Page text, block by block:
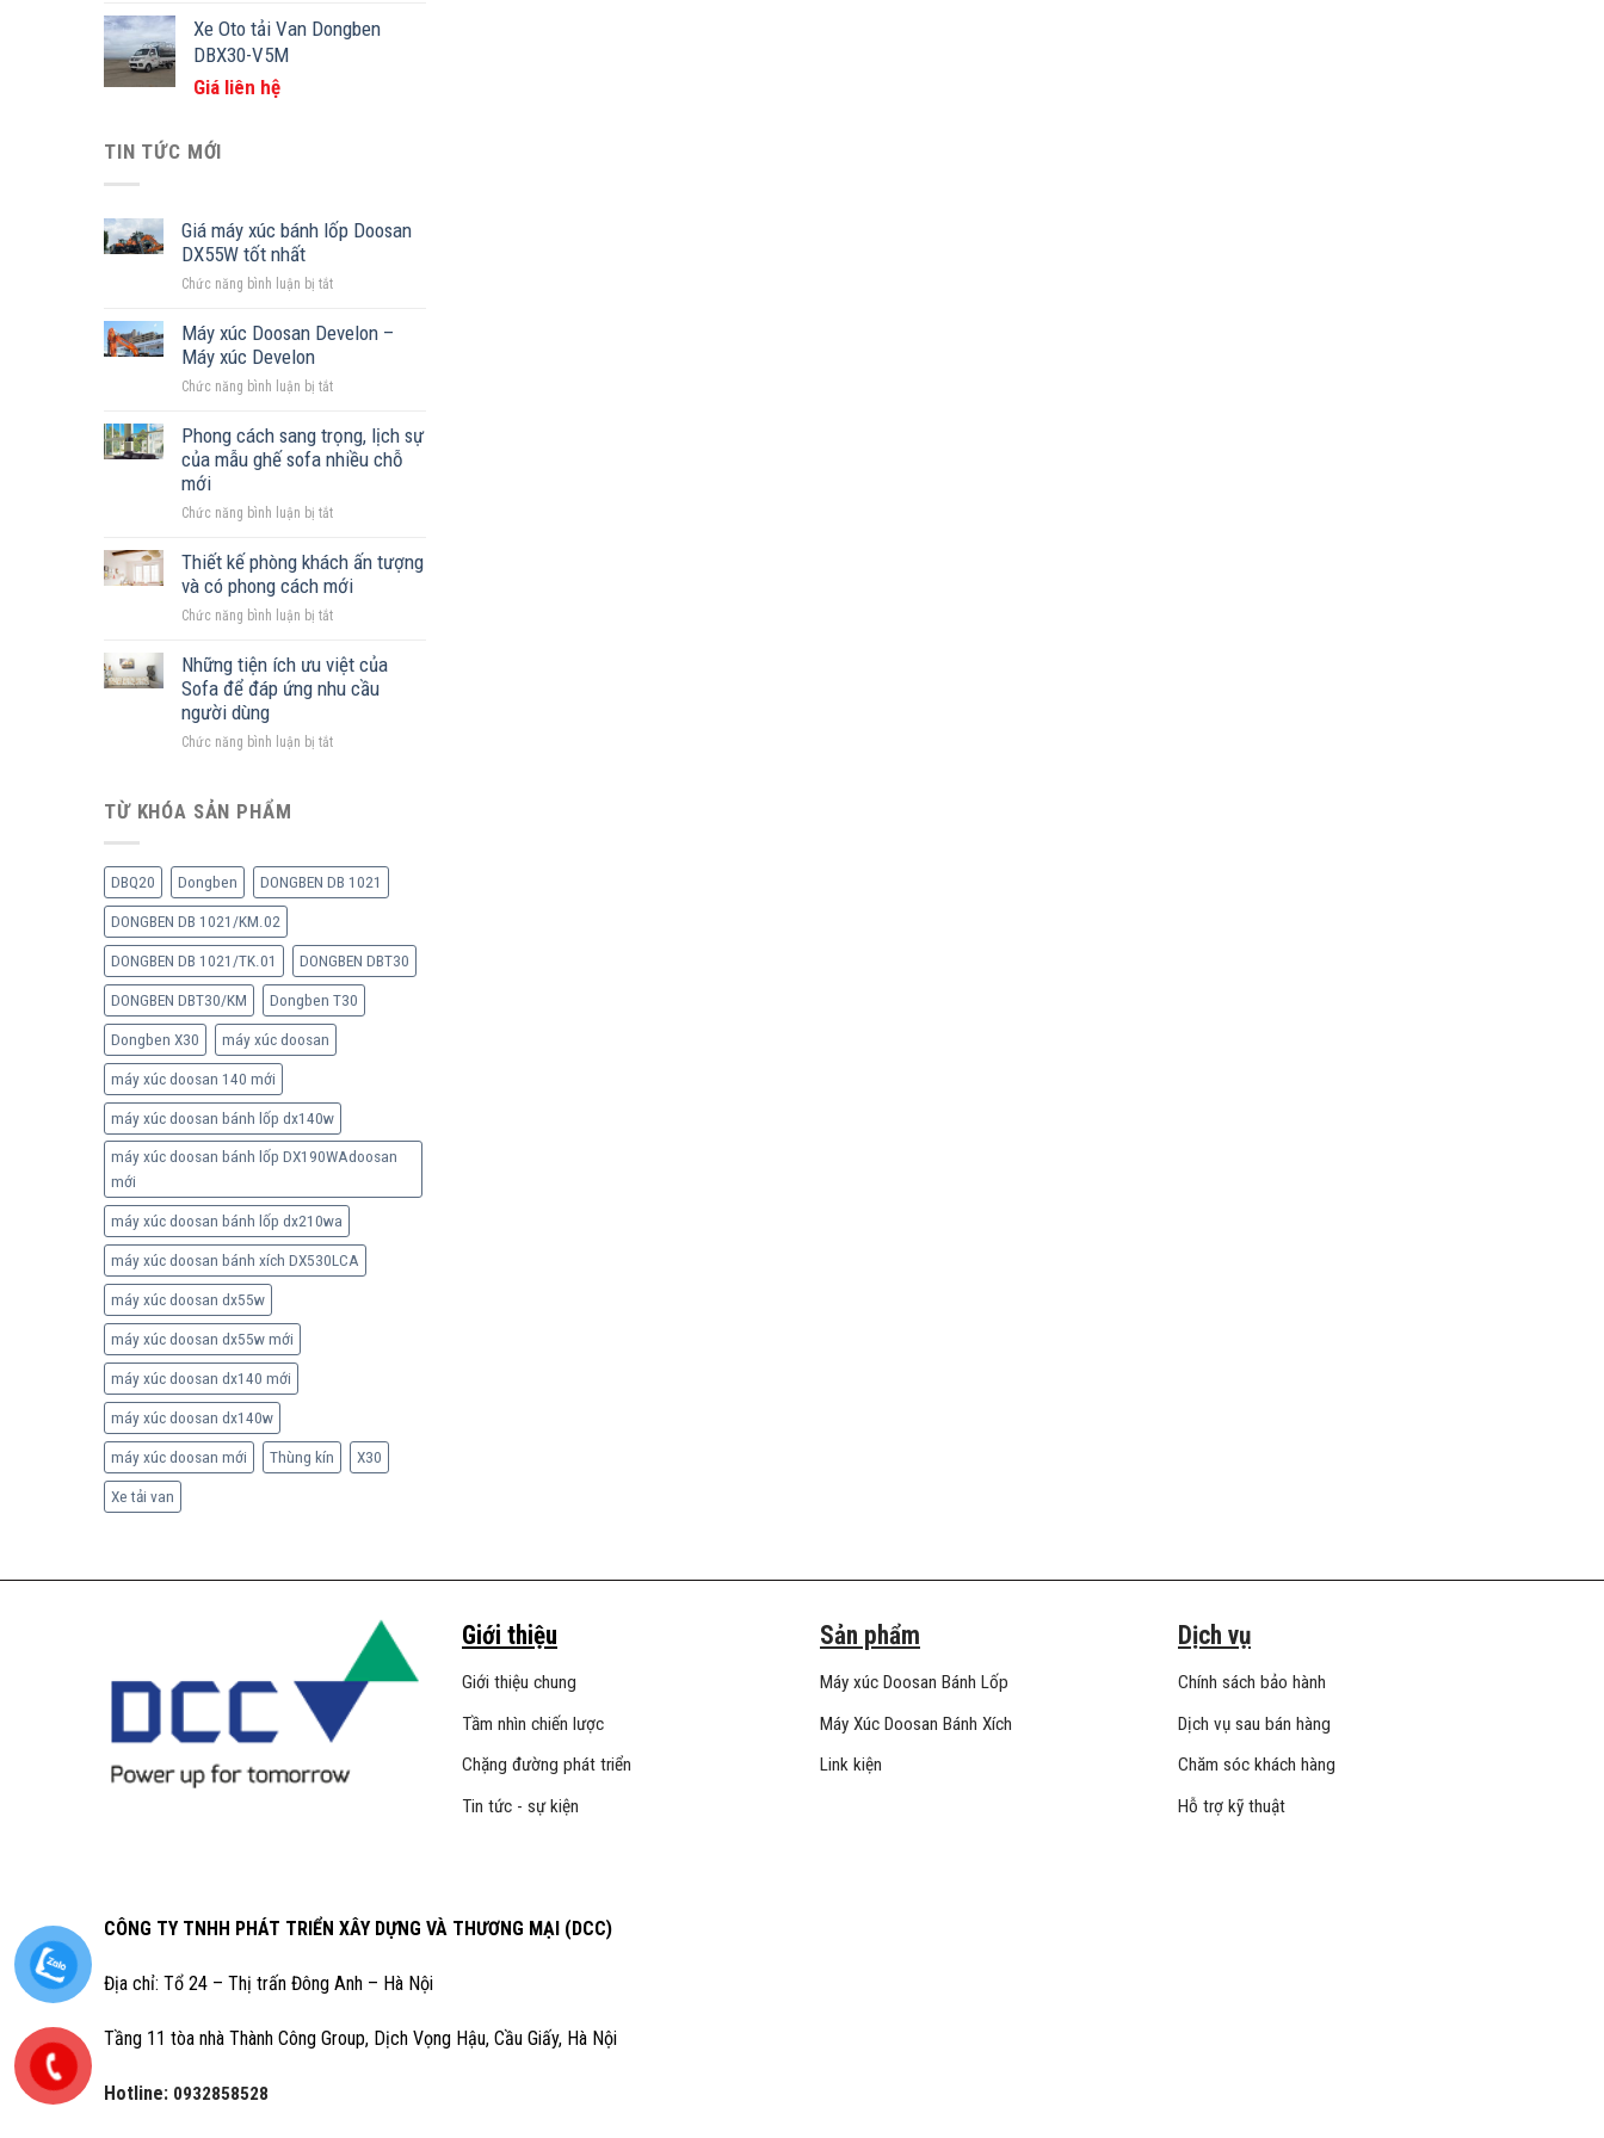
Xe Oto tải Van Dongben
DBX30-V5M
Giá liên hệ
TIN TỨC MỚI
Giá máy xúc bánh lốp Doosan
DX55W tốt nhất
Chức năng bình luận bị tắtở
máy
lốp
DX55W
tốt
Máy xúc Doosan Develon –
Máy xúc Develon
Chức năng bình luận bị tắtở
xúc
Doosan
Máy
Develon
Phong cách sang trọng, lịch sự
của mẫu ghế sofa nhiều chỗ
mới
Chức năng bình luận bị tắtở
cách
sang
lịch
của
mẫu
sofa
Thiết kế phòng khách ấn tượng
và có phong cách mới
Chức năng bình luận bị tắtở
kế
phòng
tượng
mới
Những tiện ích ưu việt của
Sofa để đáp ứng nhu cầu
người dùng
Chức năng bình luận bị tắtở
của
Sofa
đáp
ứng
nhu
cầu
dùng
TỪ KHÓA SẢN PHẨM
DBQ20 Dongben DONGBEN DB 1021
DONGBEN DB 1021/KM.02
DONGBEN DB 1021/TK.01 DONGBEN DBT30
DONGBEN DBT30/KM Dongben T30
Dongben X30 máy xúc doosan
máy xúc doosan 140 mới
máy xúc doosan bánh lốp dx140w
máy xúc doosan bánh lốp DX190WAdoosan
mới
máy xúc doosan bánh lốp dx210wa
máy xúc doosan bánh xích DX530LCA
máy xúc doosan dx55w
máy xúc doosan dx55w mới
máy xúc doosan dx140 mới
máy xúc doosan dx140w
máy xúc doosan mới Thùng kín X30
Xe tải van
Giới thiệu
Giới thiệu chung
Tầm nhìn chiến lược
Chặng đường phát triển
Tin tức - sự kiện
Sản phẩm
Máy xúc Doosan Bánh Lốp
Máy Xúc Doosan Bánh Xích
Link kiện
Dịch vụ
Chính sách bảo hành
Dịch vụ sau bán hàng
Chăm sóc khách hàng
Hỗ trợ kỹ thuật
CÔNG TY TNHH PHÁT TRIỂN XÂY DỰNG VÀ THƯƠNG MẠI (DCC)
Địa chỉ: Tổ 24 – Thị trấn Đông Anh – Hà Nội
Tầng 11 tòa nhà Thành Công Group, Dịch Vọng Hậu, Cầu Giấy, Hà Nội
Hotline: 0932858528